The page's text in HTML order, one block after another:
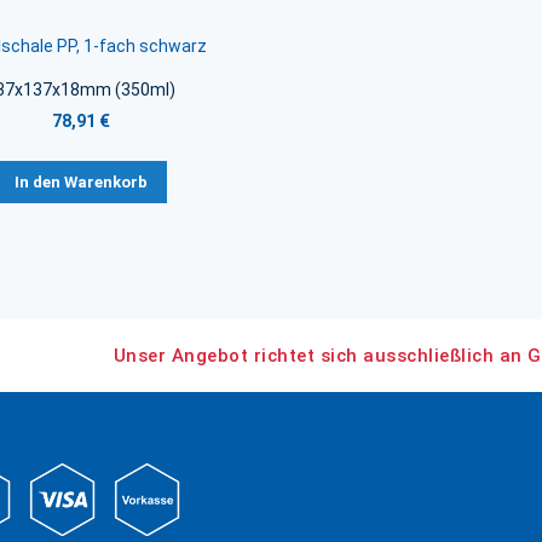
PP, 1-fach schwarz
(350ml)
78,91 €
In den Warenkorb
Unser Angebot richtet sich ausschließlich an